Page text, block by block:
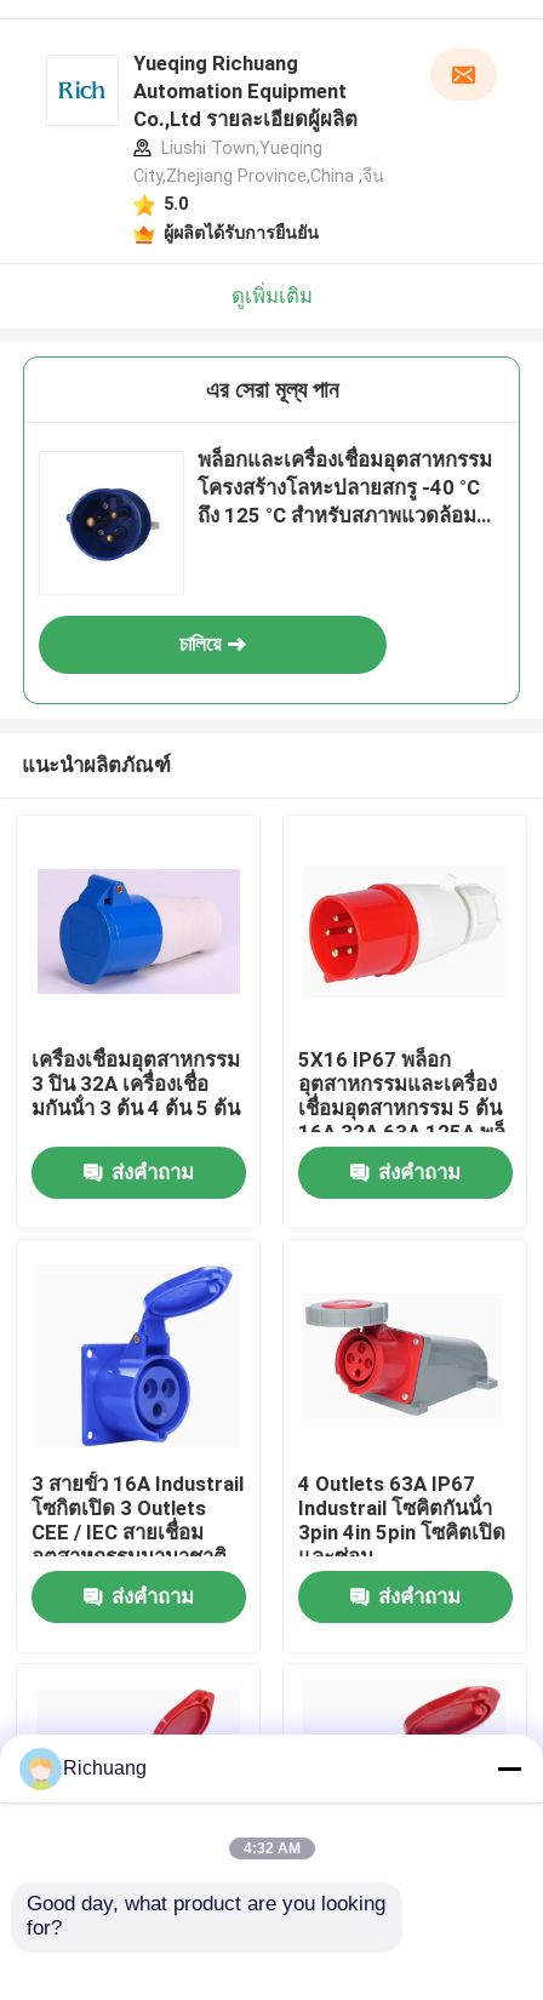
สินค้า
เกี่ยวกับเรา
ทัวร์โรงงาน
ควบคุมคุณภาพ
ขอใบเสนอราคา
ผลิตภัณฑ์ระบบอัตโนมัติสำหรับอุตสาหกรรม
โมดูลซีพียู PLC
Yueqing Richuang
Automation Equipment
Co.,Ltd รายละเอียดผู้ผลิต
Liushi Town,Yueqing
City,Zhejiang Province,China ,จีน
5.0
ผู้ผลิตได้รับการยืนยัน
ดูเพิ่มเติม
এর সেরা মূল্য পান
พล็อกและเครื่องเชื่อมอุตสาหกรรม
โครงสร้างโลหะปลายสกรู -40 °C
ถึง 125 °C สําหรับสภาพแวดล้อม
চালিয়ে
แนะนำผลิตภัณฑ์
เครื่องเชื่อมอุตสาหกรรม
3 ปิน 32A เครื่องเชื่อ
มกันน้ํา 3 ต้น 4 ต้น 5 ต้น
ส่งคำถาม
5X16 IP67 พล็อก
อุตสาหกรรมและเครื่อง
เชื่อมอุตสาหกรรม 5 ต้น
16A 32A 63A 125A พล็
อกกันน้ํา
ส่งคำถาม
3 สายขั้ว 16A Industrail
โซกิตเปิด 3 Outlets
CEE / IEC สายเชื่อม
อุตสาหกรรมนานาชาติ
ส่งคำถาม
4 Outlets 63A IP67
Industrail โซคิตกันน้ํา
3pin 4in 5pin โซคิตเปิด
และซ่อน
ส่งคำถาม
IP67 4 ต้น 32A โซคเก
ตกันน้ําอุตสาหกรรม
380v 4x16 16A โซกิ
Richuang
4:32 AM
Good day, what product are you looking
for?